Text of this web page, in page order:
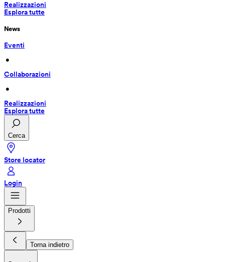
Realizzazioni
Esplora tutte
News
Eventi
•
Collaborazioni
•
Realizzazioni
Esplora tutte
Cerca
Store locator
Login
Prodotti
Torna indietro